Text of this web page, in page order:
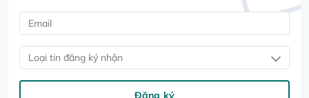
Loại tin đăng ký nhận
Đăng ký